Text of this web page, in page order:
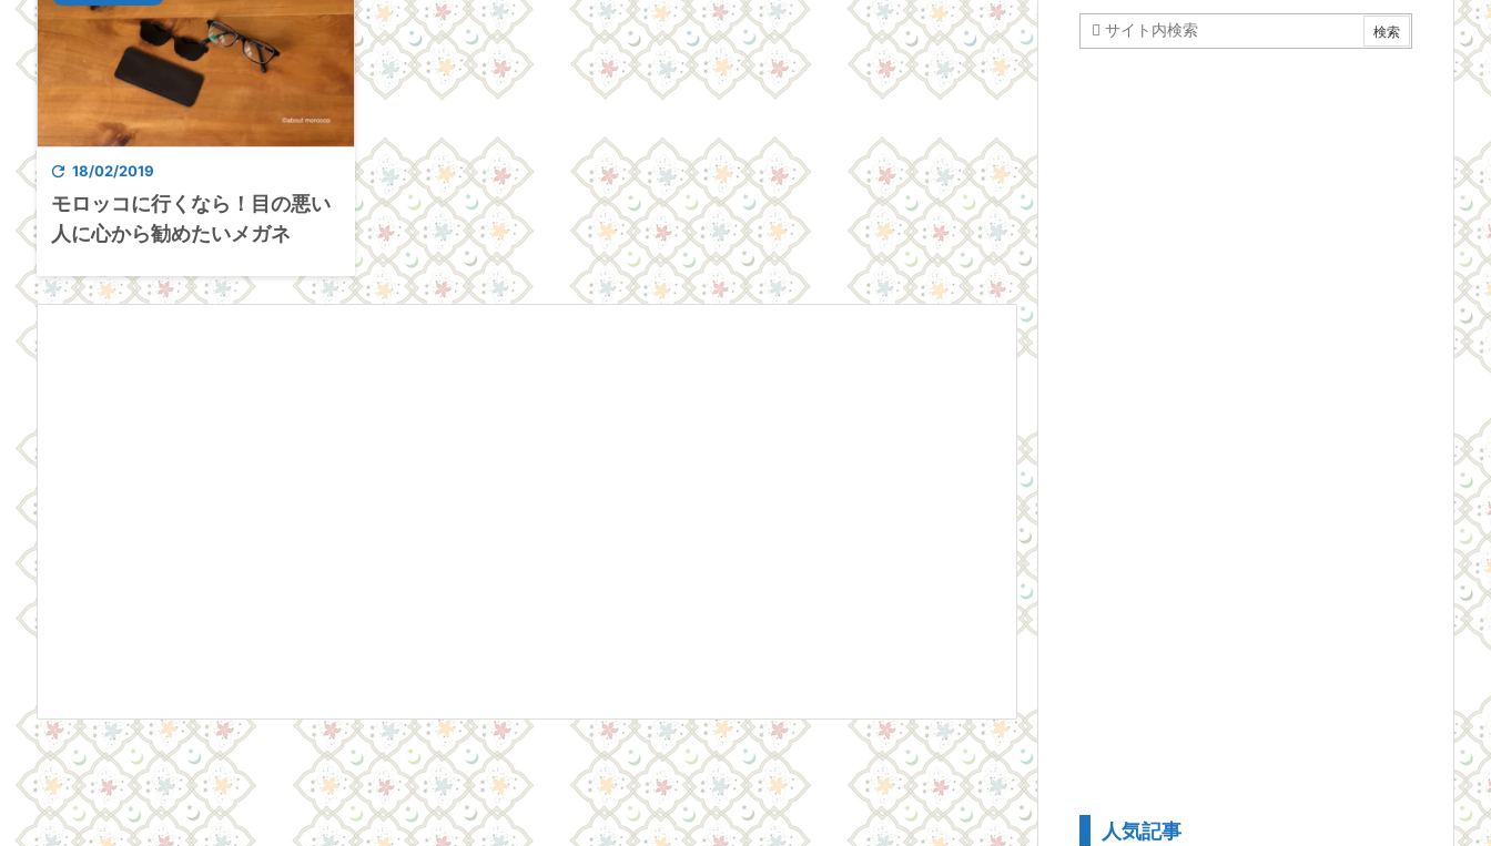
 18/02/2019
モロッコに行くなら！目の悪い
人に心から勧めたいメガネ
人気記事